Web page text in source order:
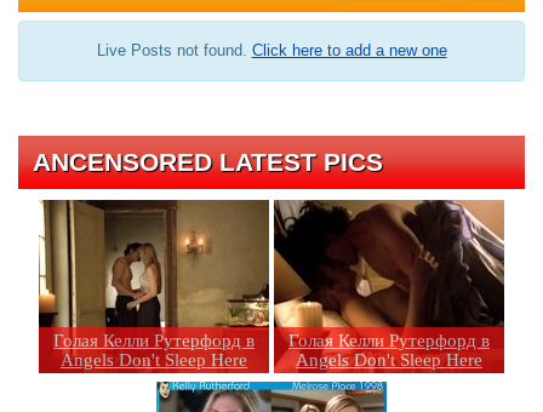
Live Posts not found. Click here to add a new one
ANCENSORED LATEST PICS
Голая Келли Рутерфорд в
Angels Don't Sleep Here
Голая Келли Рутерфорд в
Angels Don't Sleep Here